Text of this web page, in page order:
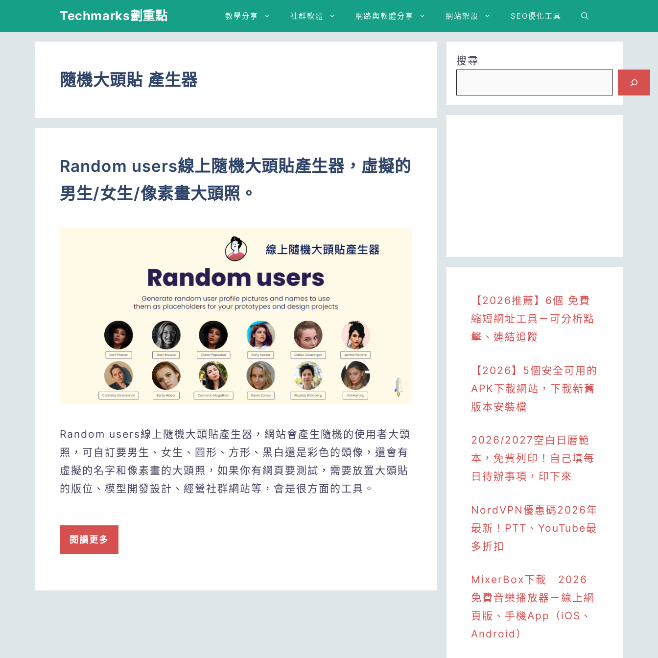
Techmarks劃重點 教學分享 社群軟體 網路與軟體分享 網站架設 SEO優化工具
隨機大頭貼 產生器
Random users線上隨機大頭貼產生器，虛擬的
男生/女生/像素畫大頭照。
Random users線上隨機大頭貼產生器，網站會產生隨機的使用者大頭
照，可自訂要男生、女生、圓形、方形、黑白還是彩色的頭像，還會有
虛擬的名字和像素畫的大頭照，如果你有網頁要測試，需要放置大頭貼
的版位、模型開發設計、經營社群網站等，會是很方面的工具。
閱讀更多
搜尋
【2026推薦】6個 免費
縮短網址工具－可分析點
擊、連結追蹤
【2026】5個安全可用的
APK下載網站，下載新舊
版本安裝檔
2026/2027空白日曆範
本，免費列印！自己填每
日待辦事項，印下來
NordVPN優惠碼2026年
最新！PTT、YouTube最
多折扣
MixerBox下載｜2026
免費音樂播放器－線上網
頁版、手機App（iOS、
Android）